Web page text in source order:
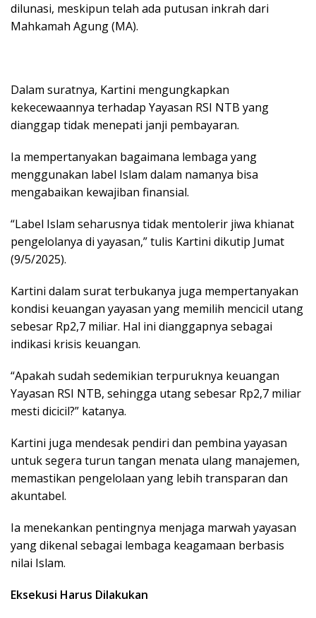
dilunasi, meskipun telah ada putusan inkrah dari
Mahkamah Agung (MA).
Dalam suratnya, Kartini mengungkapkan
kekecewaannya terhadap Yayasan RSI NTB yang
dianggap tidak menepati janji pembayaran.
Ia mempertanyakan bagaimana lembaga yang
menggunakan label Islam dalam namanya bisa
mengabaikan kewajiban finansial.
“Label Islam seharusnya tidak mentolerir jiwa khianat
pengelolanya di yayasan,” tulis Kartini dikutip Jumat
(9/5/2025).
Kartini dalam surat terbukanya juga mempertanyakan
kondisi keuangan yayasan yang memilih mencicil utang
sebesar Rp2,7 miliar. Hal ini dianggapnya sebagai
indikasi krisis keuangan.
“Apakah sudah sedemikian terpuruknya keuangan
Yayasan RSI NTB, sehingga utang sebesar Rp2,7 miliar
mesti dicicil?” katanya.
Kartini juga mendesak pendiri dan pembina yayasan
untuk segera turun tangan menata ulang manajemen,
memastikan pengelolaan yang lebih transparan dan
akuntabel.
Ia menekankan pentingnya menjaga marwah yayasan
yang dikenal sebagai lembaga keagamaan berbasis
nilai Islam.
Eksekusi Harus Dilakukan